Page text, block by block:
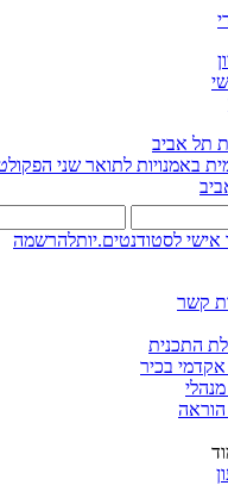
באמנויות לתואר שני
אישי לסטודנטים.יותלהרשמה
קשר
התכנית
אקדמי בכיר
הוראה